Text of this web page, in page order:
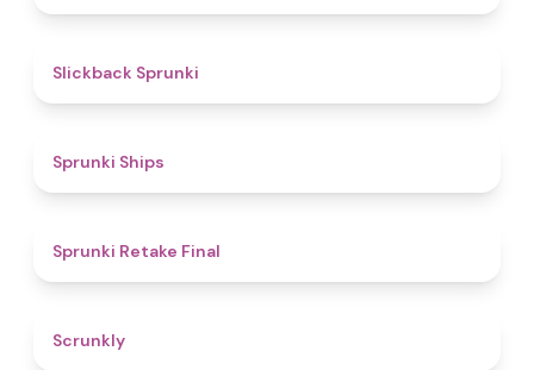
Slickback Sprunki
Sprunki Ships
Sprunki Retake Final
Scrunkly